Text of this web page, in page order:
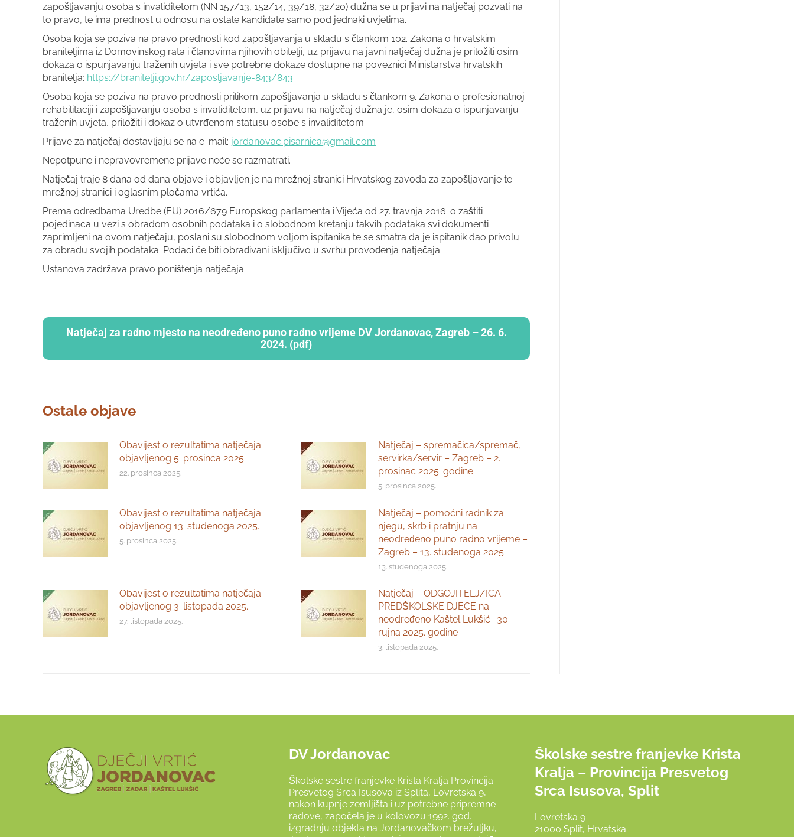
zapošljavanju osoba s invaliditetom (NN 157/13, 152/14, 39/18, 32/20) dužna se u prijavi na natječaj pozvati na
to pravo, te ima prednost u odnosu na ostale kandidate samo pod jednaki uvjetima.
Osoba koja se poziva na pravo prednosti kod zapošljavanja u skladu s člankom 102. Zakona o hrvatskim
braniteljima iz Domovinskog rata i članovima njihovih obitelji, uz prijavu na javni natječaj dužna je priložiti osim
dokaza o ispunjavanju traženih uvjeta i sve potrebne dokaze dostupne na poveznici Ministarstva hrvatskih
branitelja: https://branitelji.gov.hr/zaposljavanje-843/843
Osoba koja se poziva na pravo prednosti prilikom zapošljavanja u skladu s člankom 9. Zakona o profesionalnoj
rehabilitaciji i zapošljavanju osoba s invaliditetom, uz prijavu na natječaj dužna je, osim dokaza o ispunjavanju
traženih uvjeta, priložiti i dokaz o utvrđenom statusu osobe s invaliditetom.
Prijave za natječaj dostavljaju se na e-mail: jordanovac.pisarnica@gmail.com
Nepotpune i nepravovremene prijave neće se razmatrati.
Natječaj traje 8 dana od dana objave i objavljen je na mrežnoj stranici Hrvatskog zavoda za zapošljavanje te
mrežnoj stranici i oglasnim pločama vrtića.
Prema odredbama Uredbe (EU) 2016/679 Europskog parlamenta i Vijeća od 27. travnja 2016. o zaštiti
pojedinaca u vezi s obradom osobnih podataka i o slobodnom kretanju takvih podataka svi dokumenti
zaprimljeni na ovom natječaju, poslani su slobodnom voljom ispitanika te se smatra da je ispitanik dao privolu
za obradu svojih podataka. Podaci će biti obrađivani isključivo u svrhu provođenja natječaja.
Ustanova zadržava pravo poništenja natječaja.
Natječaj za radno mjesto na neodređeno puno radno vrijeme DV Jordanovac, Zagreb – 26. 6.
2024. (pdf)
Ostale objave
Obavijest o rezultatima natječaja
objavljenog 5. prosinca 2025.
22. prosinca 2025.
Natječaj – spremačica/spremač,
servirka/servir – Zagreb – 2.
prosinac 2025. godine
5. prosinca 2025.
Obavijest o rezultatima natječaja
objavljenog 13. studenoga 2025.
5. prosinca 2025.
Natječaj – pomoćni radnik za
njegu, skrb i pratnju na
neodređeno puno radno vrijeme –
Zagreb – 13. studenoga 2025.
13. studenoga 2025.
Obavijest o rezultatima natječaja
objavljenog 3. listopada 2025.
27. listopada 2025.
Natječaj – ODGOJITELJ/ICA
PREDŠKOLSKE DJECE na
neodređeno Kaštel Lukšić- 30.
rujna 2025. godine
3. listopada 2025.
DV Jordanovac
Školske sestre franjevke Krista Kralja Provincija
Presvetog Srca Isusova iz Splita, Lovretska 9,
nakon kupnje zemljišta i uz potrebne pripremne
radove, započela je u kolovozu 1992. god.
izgradnju objekta na Jordanovačkom brežuljku,
Školske sestre franjevke Krista
Kralja – Provincija Presvetog
Srca Isusova, Split
Lovretska 9
21000 Split, Hrvatska